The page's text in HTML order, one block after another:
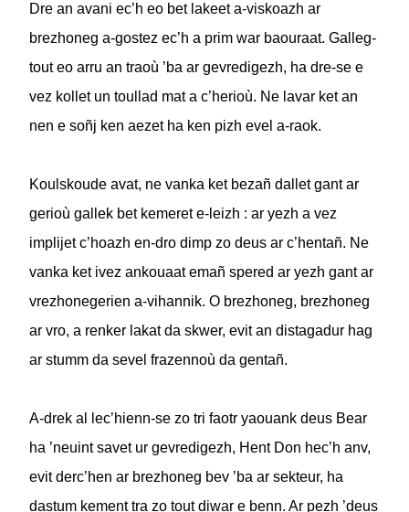
Dre an avani ec’h eo bet lakeet a-viskoazh ar
brezhoneg a-gostez ec’h a prim war baouraat. Galleg-
tout eo arru an traoù ’ba ar gevredigezh, ha dre-se e
vez kollet un toullad mat a c’herioù. Ne lavar ket an
nen e soñj ken aezet ha ken pizh evel a-raok.
Koulskoude avat, ne vanka ket bezañ dallet gant ar
gerioù gallek bet kemeret e-leizh : ar yezh a vez
implijet c’hoazh en-dro dimp zo deus ar c’hentañ. Ne
vanka ket ivez ankouaat emañ spered ar yezh gant ar
vrezhonegerien a-vihannik. O brezhoneg, brezhoneg
ar vro, a renker lakat da skwer, evit an distagadur hag
ar stumm da sevel frazennoù da gentañ.
A-drek al lec’hienn-se zo tri faotr yaouank deus Bear
ha ’neuint savet ur gevredigezh, Hent Don hec’h anv,
evit derc’hen ar brezhoneg bev ’ba ar sekteur, ha
dastum kement tra zo tout diwar e benn. Ar pezh ’deus